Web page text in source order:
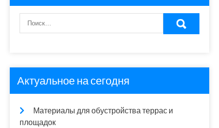
Актуальное на сегодня
Материалы для обустройства террас и
площадок